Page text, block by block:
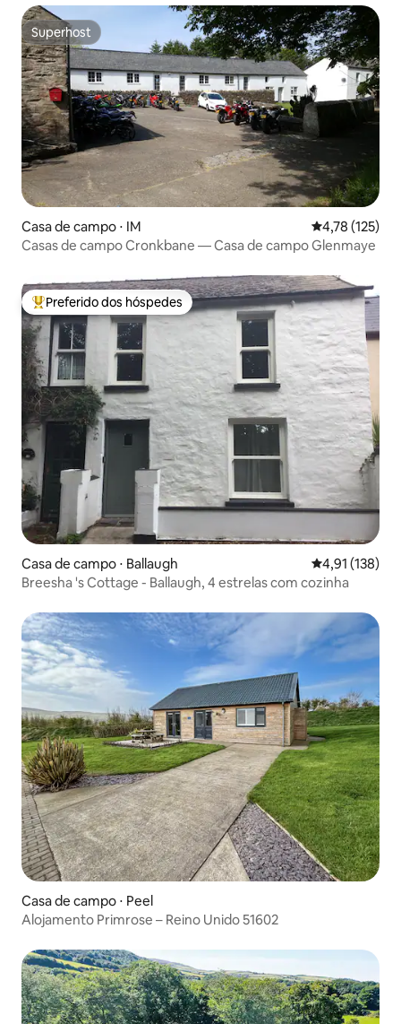
Superhost
Superhost
Casa de campo ⋅ IM 4,78 de uma
4,78 (125)
Casas de campo Cronkbane — Casa de campo Glenmaye
Entre os melhores preferidos dos hóspedes
Preferido dos hóspedes
Casa de campo ⋅ Ballaugh 4,91 de uma
4,91 (138)
Breesha 's Cottage - Ballaugh, 4 estrelas com cozinha
Casa de campo ⋅ Peel
Alojamento Primrose – Reino Unido 51602